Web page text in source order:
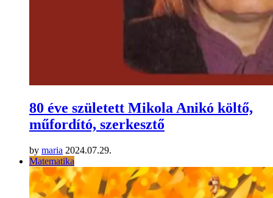
80 éve született Mikola Anikó költő,
műfordító, szerkesztő
by maria 2024.07.29.
Matematika